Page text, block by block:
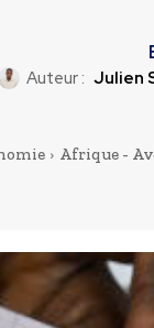
Auteur : Julien
Afrique -